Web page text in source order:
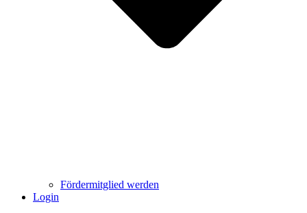
Fördermitglied werden
Login